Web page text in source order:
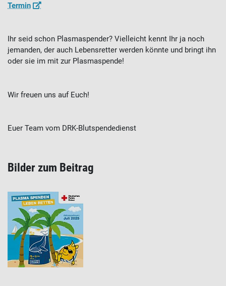
Termin
Ihr seid schon Plasmaspender? Vielleicht kennt Ihr ja noch
jemanden, der auch Lebensretter werden könnte und bringt ihn
oder sie im mit zur Plasmaspende!
Wir freuen uns auf Euch!
Euer Team vom DRK-Blutspendedienst
Bilder zum Beitrag